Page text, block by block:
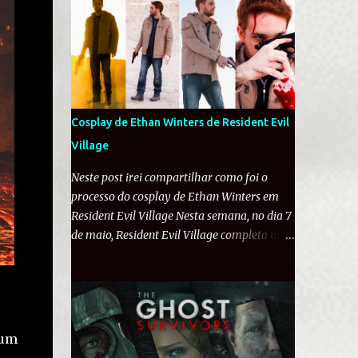
encontrado pela civili...
comunidade de fãs foi a loucura com o
anúncio do personagem querido. Na manhã
desta sexta-feira (12), a Famitsu conversou
com os desenvolvedores de Resident Evil
Requiem . O diretor Koshi Nakanishi revelou
diversos detalhes inéditos como: a história
alterna entre capítulos de Leon e Grace, não
sendo duas campanhas como em RE2; Leon
será muito pressionado em Requiem e o
game vai o levar ao seu "limite"; o desejo de
trazer um 'alívio' em uma história
aterrorizante como a de Grace; e
Leon. A seguir, você consegue conferir a
tradução da entrevista completa: Famitsu: O
novo trailer revelou Leon. Há outros...
Cosplay de Ethan Winters de Resident Evil
Village
Neste post irei compartilhar como foi o
processo do cosplay de Ethan Winters em
Resident Evil Village Nesta semana, no dia 7
de maio, Resident Evil Village completa um
considerada um grande sucesso pela
Capcom, vendendo mais de 5 milhões de
unidades ao redor do mundo e recebendo
diversas nomeações a Jogo do Ano. Em